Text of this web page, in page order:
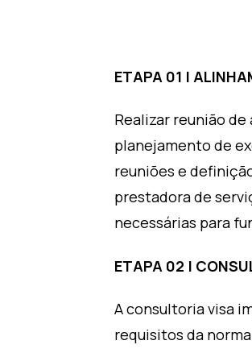
ETAPA 01 |
Realizar reunião
planejamento de
reuniões e
prestadora de
necessárias para
ETAPA 02 |
A consultoria visa
requisitos da